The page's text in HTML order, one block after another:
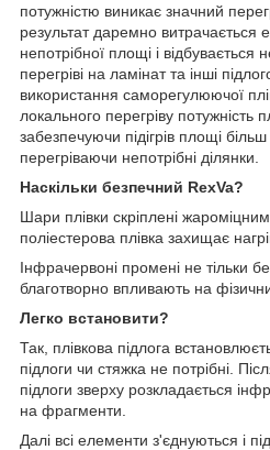
потужністю виникає значний
результат даремно витрачається
непотрібної площі і відбувається
перегріві на ламінат та інші
використання саморегулюючої
локального перегріву потужність
забезпечуючи підігрів площі
перегріваючи непотрібні ділянки.
Наскільки безпечний RexVa?
Шари плівки скріплені
поліестерова плівка захищає
Інфрачервоні промені не тільки
благотворно впливають на
Легко встановити?
Так, плівкова підлога
підлоги чи стяжка не потрібні.
підлоги зверху розкладається
на фрагменти.
Далі всі елементи з'єднуються і